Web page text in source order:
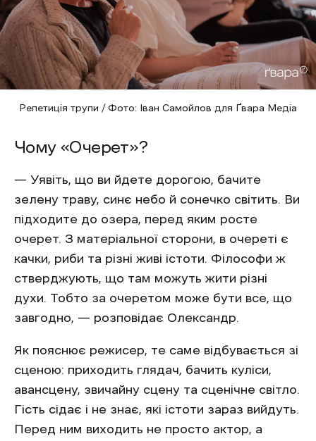
Репетиція трупи / Фото: Іван Самойлов для Ґвара Медіа
Чому «Очерет»?
— Уявіть, що ви йдете дорогою, бачите
зелену траву, синє небо й сонечко світить. Ви
підходите до озера, перед яким росте
очерет. З матеріальної сторони, в очереті є
качки, риби та різні живі істоти. Філософи ж
стверджують, що там можуть жити різні
духи. Тобто за очеретом може бути все, що
завгодно, — розповідає Олександр.
Як пояснює режисер, те саме відбувається зі
сценою: приходить глядач, бачить куліси,
авансцену, звичайну сцену та сценічне світло.
Гість сідає і не знає, які істоти зараз вийдуть.
Перед ним виходить не просто актор, а